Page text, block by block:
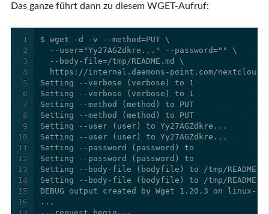
Das ganze führt dann zu diesem WGET-Aufruf:
1
2
3
4
5
6
7
8
9
10
11
12
13
14
15
16